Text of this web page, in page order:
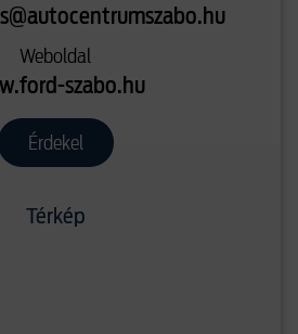
Weboldal
szabo.hu
Érdekel
Térkép